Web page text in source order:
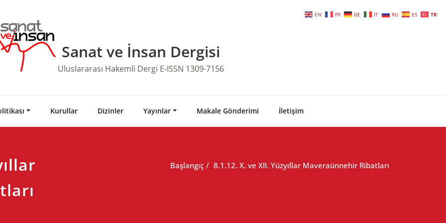
Sanat ve İnsan Dergisi
Uluslararası Hakemli Dergi E-ISSN 1309-7156
Kurullar Dizinler Yayınlar Makale Gönderimi İletişim
Başlangıç 8.1.12. X. ve XII. Yüzyıllar Maveraünnehir Ribatları
EN FR DE IT RU ES TR